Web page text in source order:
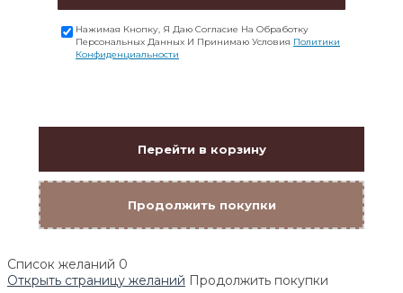
Нажимая Кнопку, Я Даю Согласие На Обработку
Персональных Данных И Принимаю Условия Политики
Конфиденциальности
Перейти в корзину
Продолжить покупки
Список желаний 0
Открыть страницу желаний Продолжить покупки